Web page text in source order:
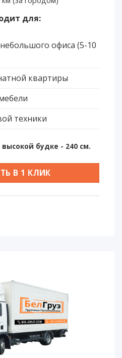
для:
офиса (5-10
квартиры
техники
высокой будке - 240 см.
В 1 КЛИК